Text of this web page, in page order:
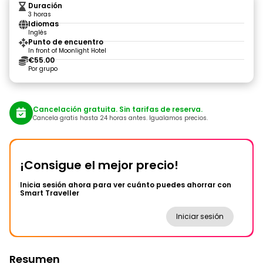
Duración
3 horas
Idiomas
Inglés
Punto de encuentro
In front of Moonlight Hotel
€55.00
Por grupo
Cancelación gratuita. Sin tarifas de reserva.
Cancela gratis hasta 24 horas antes. Igualamos precios.
¡Consigue el mejor precio!
Inicia sesión ahora para ver cuánto puedes ahorrar con
Smart Traveller
Iniciar sesión
Resumen